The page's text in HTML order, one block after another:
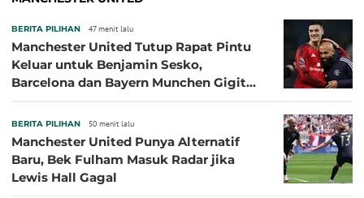
BERITA PILIHAN 47 menit lalu
Manchester United Tutup Rapat Pintu
Keluar untuk Benjamin Sesko,
Barcelona dan Bayern Munchen Gigit
BERITA PILIHAN 50 menit lalu
Manchester United Punya Alternatif
Baru, Bek Fulham Masuk Radar jika
Lewis Hall Gagal